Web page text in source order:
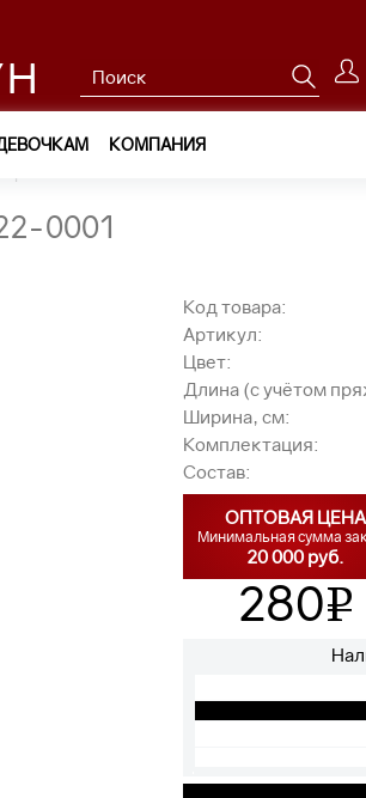
КОМПАНИЯ
0001
Код товара:
Артикул:
Цвет:
Длина (с учётом
Ширина, см:
Комплектация:
Состав:
ОПТОВАЯ ЦЕНА
Минимальная сумма
20 000 руб.
280v